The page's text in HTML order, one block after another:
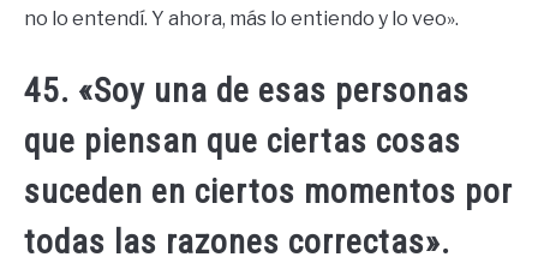
no lo entendí. Y ahora, más lo entiendo y lo veo».
45. «Soy una de esas personas
que piensan que ciertas cosas
suceden en ciertos momentos por
todas las razones correctas».